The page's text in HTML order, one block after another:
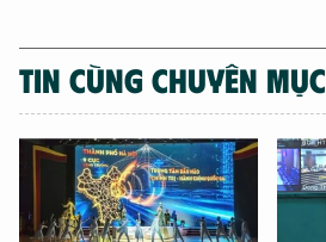
TIN CÙNG CHUYÊN MỤC